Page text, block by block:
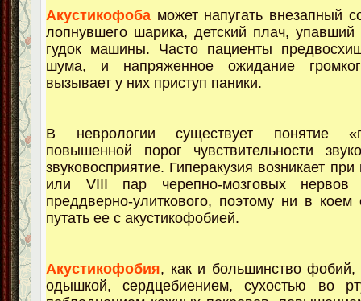
Акустикофоба может напугать внезапный
лопнувшего шарика, детский плач,
гудок машины. Часто пациенты
шума, и напряженное ожидание
вызывает у них приступ паники.
В неврологии существует понятие
повышенной порог чувствительности
звуковосприятие. Гиперакузия возникает
или VIII пар черепно-мозговых
преддверно-улиткового, поэтому ни в коем
путать ее с акустикофобией.
Акустикофобия, как и большинство фобий,
одышкой, сердцебиением, сухостью во